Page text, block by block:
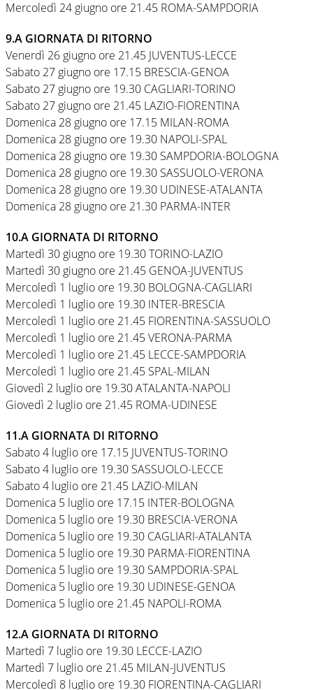
Mercoledì 24 giugno ore 21.45 ROMA-SAMPDORIA
9.A GIORNATA DI RITORNO
Venerdì 26 giugno ore 21.45 JUVENTUS-LECCE
Sabato 27 giugno ore 17.15 BRESCIA-GENOA
Sabato 27 giugno ore 19.30 CAGLIARI-TORINO
Sabato 27 giugno ore 21.45 LAZIO-FIORENTINA
Domenica 28 giugno ore 17.15 MILAN-ROMA
Domenica 28 giugno ore 19.30 NAPOLI-SPAL
Domenica 28 giugno ore 19.30 SAMPDORIA-BOLOGNA
Domenica 28 giugno ore 19.30 SASSUOLO-VERONA
Domenica 28 giugno ore 19.30 UDINESE-ATALANTA
Domenica 28 giugno ore 21.30 PARMA-INTER
10.A GIORNATA DI RITORNO
Martedì 30 giugno ore 19.30 TORINO-LAZIO
Martedì 30 giugno ore 21.45 GENOA-JUVENTUS
Mercoledì 1 luglio ore 19.30 BOLOGNA-CAGLIARI
Mercoledì 1 luglio ore 19.30 INTER-BRESCIA
Mercoledì 1 luglio ore 21.45 FIORENTINA-SASSUOLO
Mercoledì 1 luglio ore 21.45 VERONA-PARMA
Mercoledì 1 luglio ore 21.45 LECCE-SAMPDORIA
Mercoledì 1 luglio ore 21.45 SPAL-MILAN
Giovedì 2 luglio ore 19.30 ATALANTA-NAPOLI
Giovedì 2 luglio ore 21.45 ROMA-UDINESE
11.A GIORNATA DI RITORNO
Sabato 4 luglio ore 17.15 JUVENTUS-TORINO
Sabato 4 luglio ore 19.30 SASSUOLO-LECCE
Sabato 4 luglio ore 21.45 LAZIO-MILAN
Domenica 5 luglio ore 17.15 INTER-BOLOGNA
Domenica 5 luglio ore 19.30 BRESCIA-VERONA
Domenica 5 luglio ore 19.30 CAGLIARI-ATALANTA
Domenica 5 luglio ore 19.30 PARMA-FIORENTINA
Domenica 5 luglio ore 19.30 SAMPDORIA-SPAL
Domenica 5 luglio ore 19.30 UDINESE-GENOA
Domenica 5 luglio ore 21.45 NAPOLI-ROMA
12.A GIORNATA DI RITORNO
Martedì 7 luglio ore 19.30 LECCE-LAZIO
Martedì 7 luglio ore 21.45 MILAN-JUVENTUS
Mercoledì 8 luglio ore 19.30 FIORENTINA-CAGLIARI